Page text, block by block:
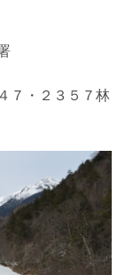
７・２３５７林